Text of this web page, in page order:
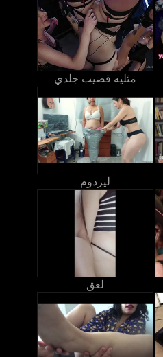
مثليه قضيب جلدي
ليزدوم
لعق